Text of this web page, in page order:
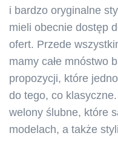
i bardzo oryginalne
mieli obecnie dostęp
ofert. Przede
mamy całe mnóstwo
propozycji, które
do tego, co
welony ślubne, które
modelach, a także